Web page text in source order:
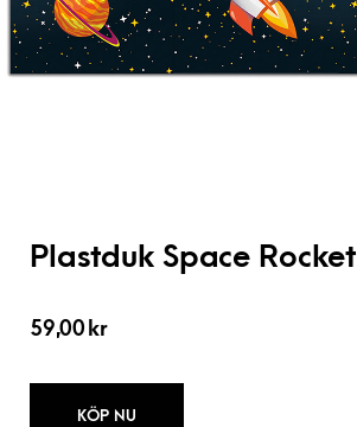
Plastduk Space Rocket
59,00 kr
KÖP NU